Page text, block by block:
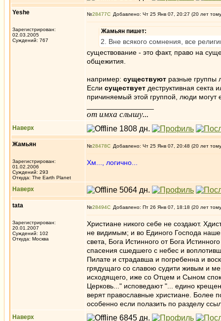
Yeshe
Зарегистрирован:
02.03.2005
Суждений: 767
№28477 Добавлено: Чт 25 Янв 07, 20:27 (20 лет
Жамьян пишет:
2. Вне всякого сомнения, все
существование - это факт, право на
общежития.
например: существуют разные группы
Если существует деструктивная
причиняемый этой группой, люди могут
от имха слышу...
Наверх
Жамьян
Зарегистрирован:
01.02.2006
Суждений: 293
Откуда: The Earth Planet
№28478 Добавлено: Чт 25 Янв 07, 20:48 (20 лет
Хм..., логично...
Наверх
tata
Зарегистрирован:
20.01.2007
Суждений: 102
Откуда: Москва
№28494 Добавлено: Пт 26 Янв 07, 18:18 (20 лет
Христиане никого себе не создают.
не видимым; и во Единого Господа
света, Бога Истинного от Бога
спасения сшедшего с небес и
Пилате и страдавша и погребенна и
грядущаго со славою судити живым и
исходящего, иже со Отцем и Сыном
Церковь..." исповедают "... едино
верят православные христиане. Более
особенно если полазить по разделу
Наверх